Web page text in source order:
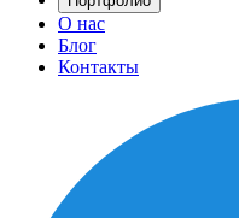
О нас
Блог
Контакты